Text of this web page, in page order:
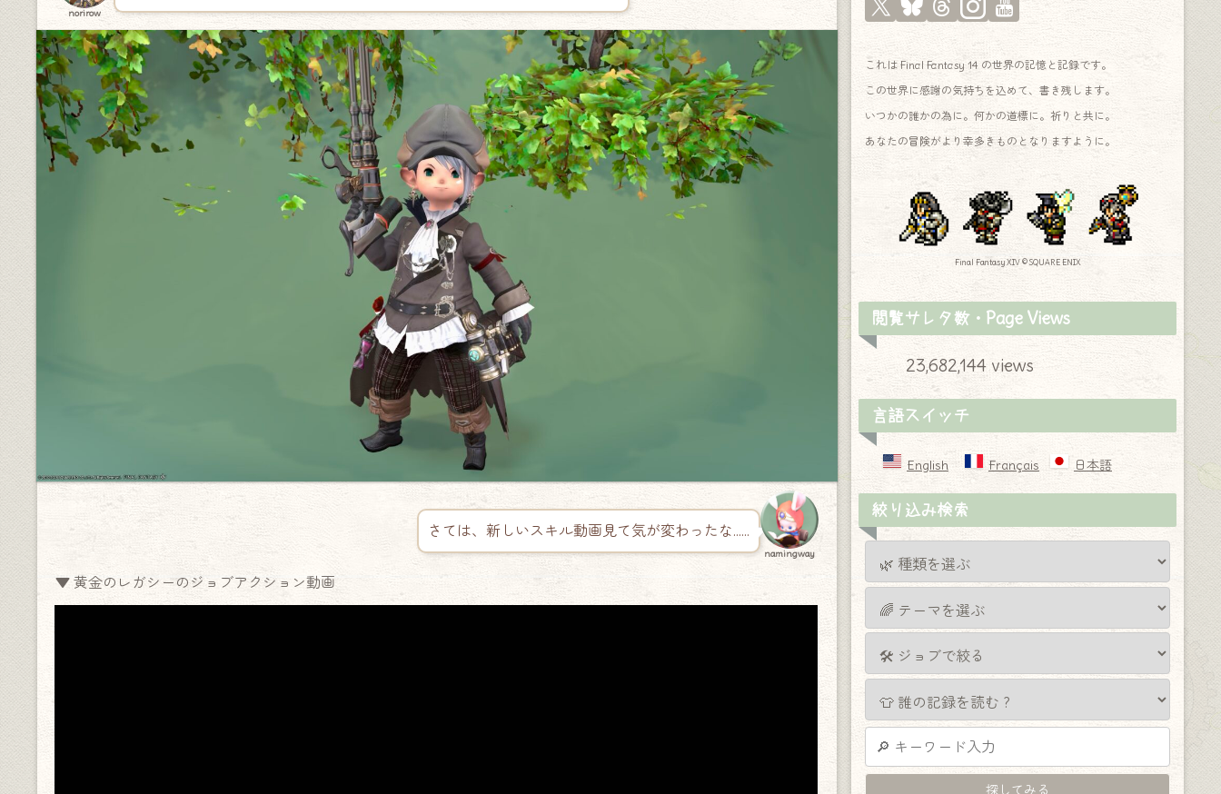
norirow
さては、新しいスキル動画見て気が変わったな……
namingway
▼ 黄金のレガシーのジョブアクション動画
これは Final Fantasy 14 の世界の記憶と記録です。
この世界に感謝の気持ちを込めて、書き残します。
いつかの誰かの為に。何かの道標に。祈りと共に。
あなたの冒険がより幸多きものとなりますように。
Final Fantasy XIV © SQUARE ENIX
閲覧サレタ数・Page Views
23,682,144 views
言語スイッチ
English Français 日本語
絞り込み検索